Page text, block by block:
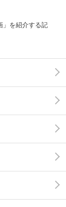
」を紹介する記